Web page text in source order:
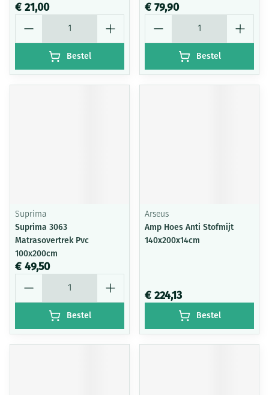
€ 21,00
Bestel
€ 79,90
Bestel
Suprima
Suprima 3063
Matrasovertrek Pvc
100x200cm
€ 49,50
Bestel
Arseus
Amp Hoes Anti Stofmijt
140x200x14cm
€ 224,13
Bestel